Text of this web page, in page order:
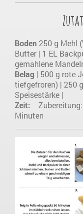
Boden 250 g Mehl
Butter | 1 EL
gemahlene
Belag | 500 g rote
tiefgefroren) | 250
Speisestärke |
Zeit:
Minuten